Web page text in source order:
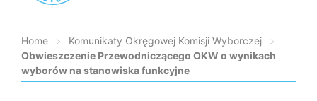
Home > Komunikaty Okręgowej Komisji Wyborczej
>
Obwieszczenie Przewodniczącego OKW o wynikach
wyborów na stanowiska funkcyjne